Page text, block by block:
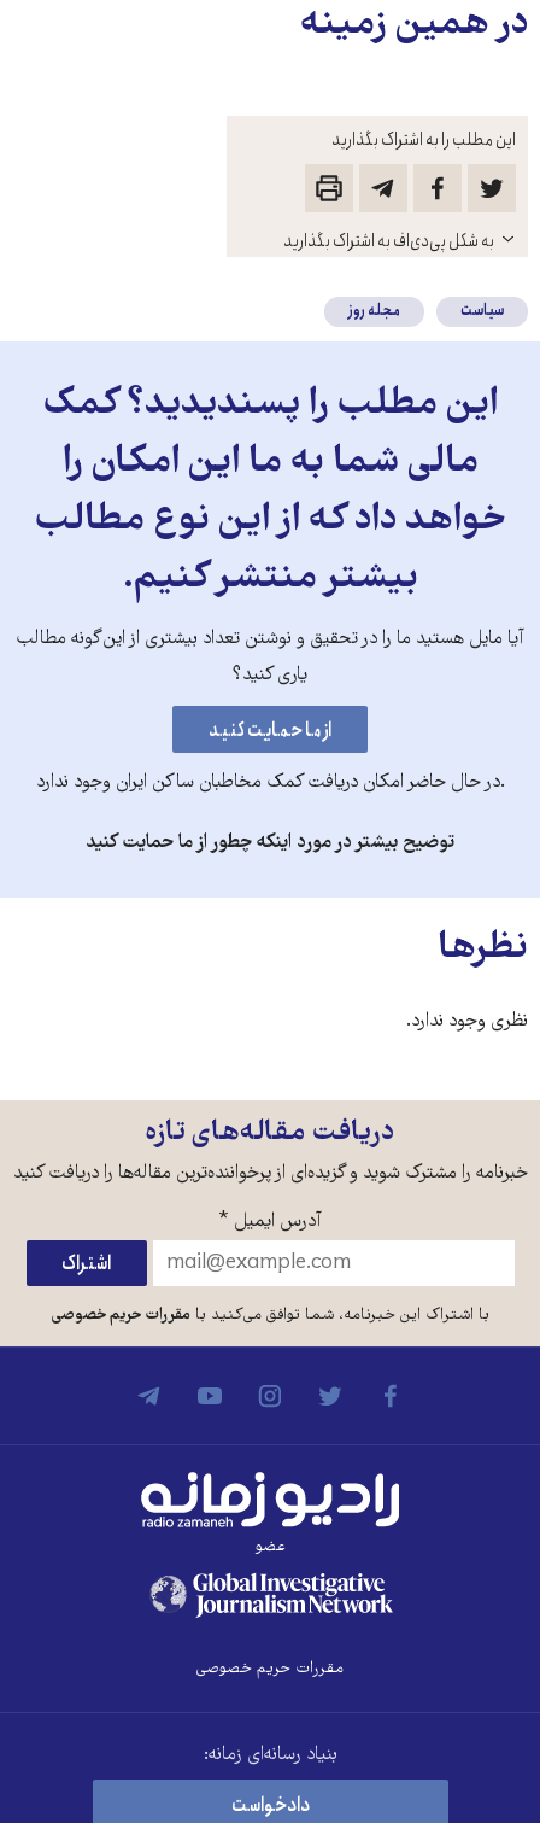
این مطلب را به اشتراک بگذارید
باز
کنید
به شکل پی‌دی‌اف به اشتراک بگذارید
در همین زمینه
سیاست مجله روز
این مطلب را پسندیدید؟ کمک
مالی شما به ما این امکان را
خواهد داد که از این نوع مطالب
بیشتر منتشر کنیم.
آیا مایل هستید ما را در تحقیق و نوشتن تعداد بیشتری از این‌گونه مطالب
یاری کنید؟
.در حال حاضر امکان دریافت کمک مخاطبان ساکن ایران وجود ندارد
توضیح بیشتر در مورد اینکه چطور از ما حمایت کنید
نظرها
نظری وجود ندارد.
دریافت مقاله‌های تازه
خبرنامه را مشترک شوید و گزیده‌ای از پرخواننده‌ترین مقاله‌ها را دریافت کنید
آدرس ایمیل *
با اشتراک این خبرنامه، شما توافق می‌کنید بامقررات حریم خصوصی
عضو
مقررات حریم خصوصی
بنیاد رسانه‌ای زمانه:
دادخواست